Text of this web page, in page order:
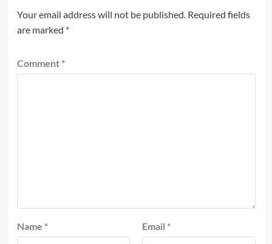
Your email address will not be published. Required fields
are marked *
Comment *
Name * Email *